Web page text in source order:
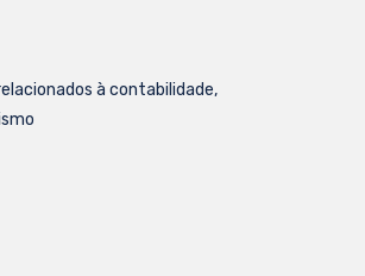
à contabilidade,